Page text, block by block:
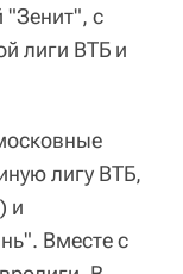
"Зенит", с
лиги ВТБ и
лигу ВТБ,
и
Вместе с